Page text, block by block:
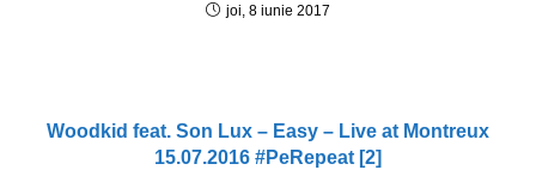
joi, 8 iunie 2017
Woodkid feat. Son Lux – Easy – Live at Montreux
15.07.2016 #PeRepeat [2]